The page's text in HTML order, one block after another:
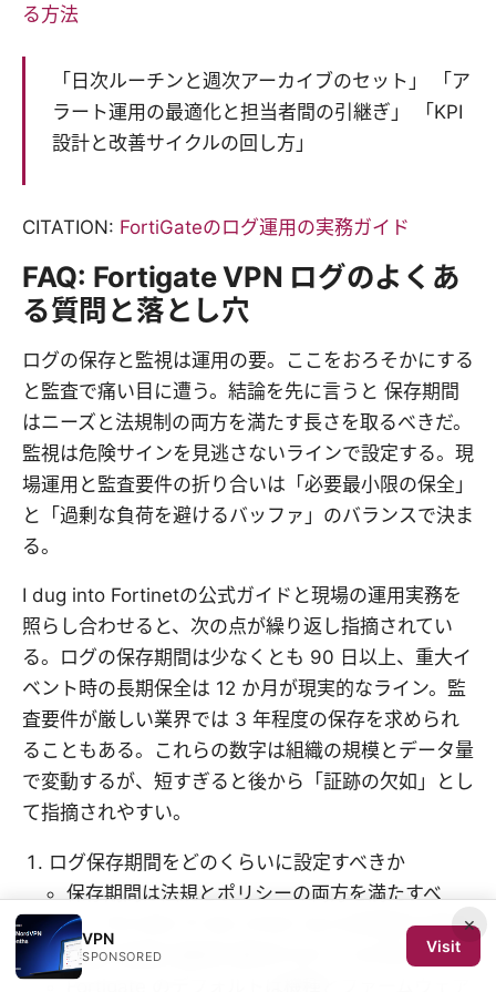
る方法
「日次ルーチンと週次アーカイブのセット」 「ア
ラート運用の最適化と担当者間の引継ぎ」 「KPI
設計と改善サイクルの回し方」
CITATION: FortiGateのログ運用の実務ガイド
FAQ: Fortigate VPN ログのよくあ
る質問と落とし穴
ログの保存と監視は運用の要。ここをおろそかにする
と監査で痛い目に遭う。結論を先に言うと 保存期間
はニーズと法規制の両方を満たす長さを取るべきだ。
監視は危険サインを見逃さないラインで設定する。現
場運用と監査要件の折り合いは「必要最小限の保全」
と「過剰な負荷を避けるバッファ」のバランスで決ま
る。
I dug into Fortinetの公式ガイドと現場の運用実務を
照らし合わせると、次の点が繰り返し指摘されてい
る。ログの保存期間は少なくとも 90 日以上、重大イ
ベント時の長期保全は 12 か月が現実的なライン。監
査要件が厳しい業界では 3 年程度の保存を求められ
ることもある。これらの数字は組織の規模とデータ量
で変動するが、短すぎると後から「証跡の欠如」とし
て指摘されやすい。
ログ保存期間をどのくらいに設定すべきか
保存期間は法規とポリシーの両方を満たすべ
き。PCI DSS や ISO 27001 などの枠組みは年次
監査や証跡の確保を要求するケースが多い。
Fortigate のデフォルトは機種とファームウェア
×
VPN
SPONSORED
Visit